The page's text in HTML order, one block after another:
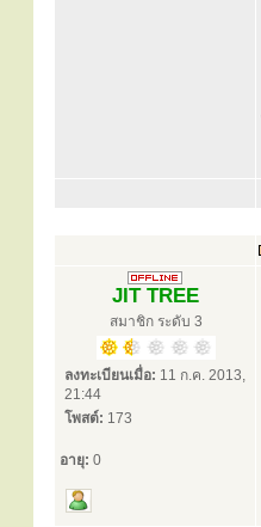
JIT TREE
สมาชิก ระดับ 3
ลงทะเบียนเมื่อ: 11 ก.ค. 2013,
21:44
โพสต์: 173
อายุ: 0